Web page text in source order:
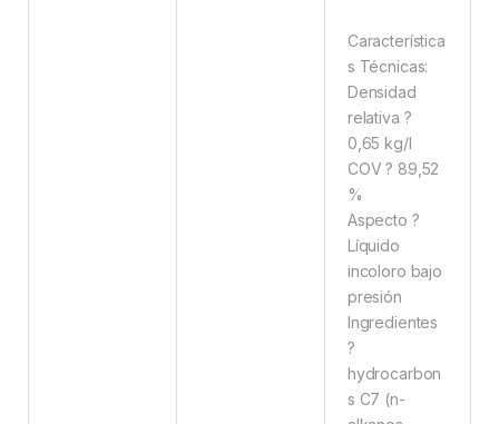
Característica
s Técnicas:
Densidad
relativa ?
0,65 kg/l
COV ? 89,52
%
Aspecto ?
Líquido
incoloro bajo
presión
Ingredientes
?
hydrocarbon
s C7 (n-